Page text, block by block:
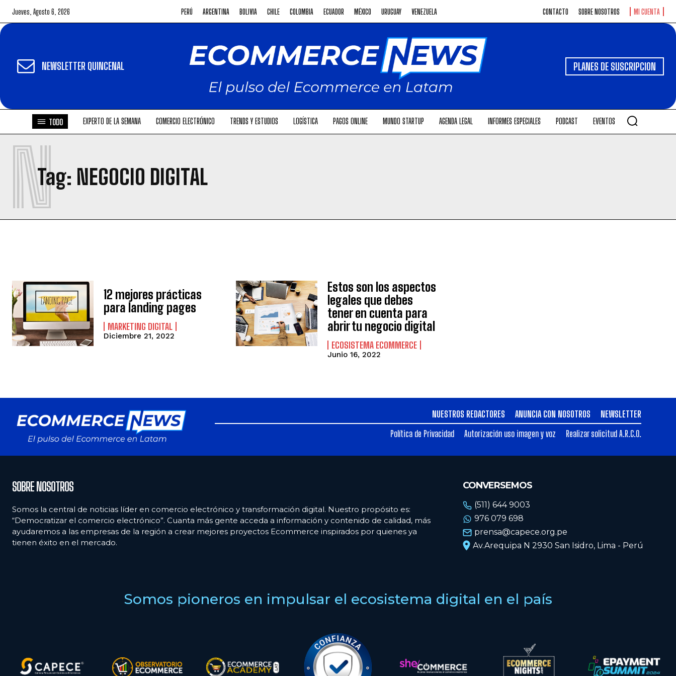
Jueves, Agosto 6, 2026 PERÚ ARGENTINA BOLIVIA CHILE COLOMBIA ECUADOR MÉXICO URUGUAY VENEZUELA CONTACTO SOBRE NOSOTROS MI CUENTA
NEWSLETTER QUINCENAL PLANES DE SUSCRIPCION
TODO EXPERTO DE LA SEMANA COMERCIO ELECTRÓNICO TRENDS Y ESTUDIOS LOGÍSTICA PAGOS ONLINE MUNDO STARTUP AGENDA LEGAL INFORMES ESPECIALES PODCAST EVENTOS
Tag: NEGOCIO DIGITAL
N
12 mejores prácticas
para landing pages
MARKETING DIGITAL
Diciembre 21, 2022
Estos son los aspectos
legales que debes
tener en cuenta para
abrir tu negocio digital
ECOSISTEMA ECOMMERCE
Junio 16, 2022
NUESTROS REDACTORES ANUNCIA CON NOSOTROS
NEWSLETTER
Política de Privacidad
Autorización uso imagen y voz Realizar solicitud A.R.C.O.
SOBRE NOSOTROS
Somos la central de noticias líder en comercio electrónico y transformación digital. Nuestro propósito es:
“Democratizar el comercio electrónico”. Cuanta más gente acceda a información y contenido de calidad, más
ayudaremos a las empresas de la región a crear mejores proyectos Ecommerce inspirados por quienes ya
tienen éxito en el mercado.
CONVERSEMOS
(511) 644 9003
976 079 698
prensa@capece.org.pe
Av.Arequipa N 2930 San Isidro, Lima - Perú
Somos pioneros en impulsar el ecosistema digital en el país